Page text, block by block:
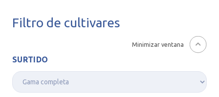
Filtro de cultivares
Minimizar ventana
SURTIDO